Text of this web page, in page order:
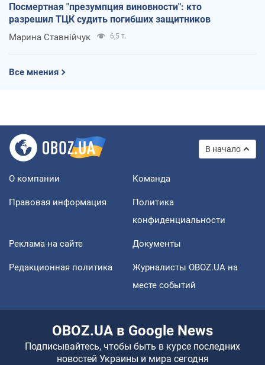
Посмертная "презумпция виновности": кто
разрешил ТЦК судить погибших защитников
Марина Ставнійчук 6,5 т.
Все мнения
В начало
О компании Команда
Правовая информация
Политика
конфиденциальности
Реклама на сайте Документы
Редакционная политика
Журналисты OBOZ.UA на
месте событий
OBOZ.UA в Google News
Подписывайтесь, чтобы быть в курсе последних
новостей Украины и мира сегодня